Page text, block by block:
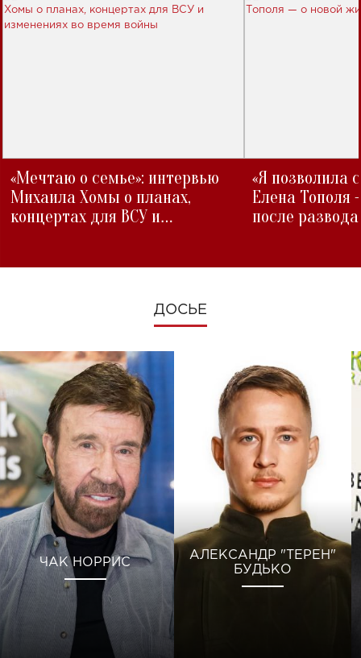
«Мечтаю о семье»: интервью
Михаила Хомы о планах,
концертах для ВСУ и
«Я позволила
Елена Тополя
после развода
ДОСЬЕ
ЧАК НОРРИС
АЛЕКСАНДР "ТЕРЕН"
БУДЬКО